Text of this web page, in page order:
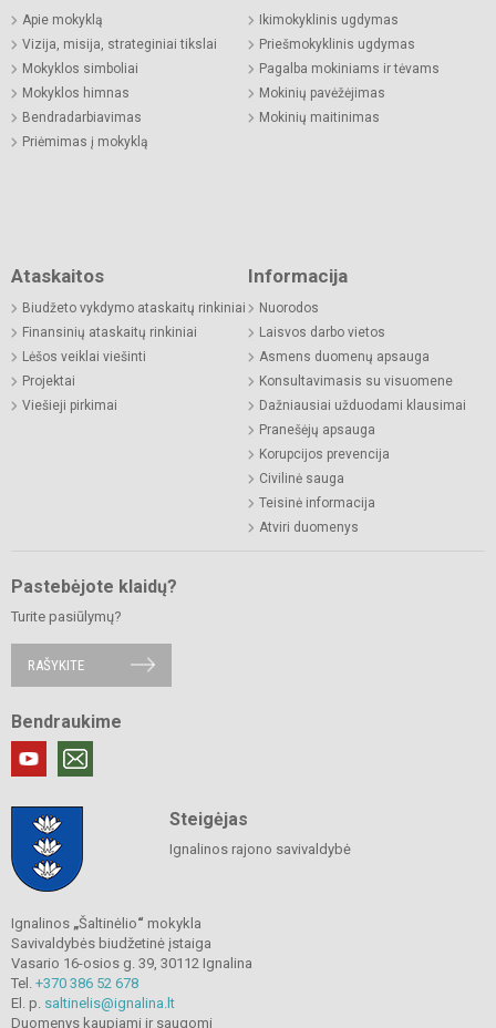
Apie mokyklą
Vizija, misija, strateginiai tikslai
Mokyklos simboliai
Mokyklos himnas
Bendradarbiavimas
Priėmimas į mokyklą
Ikimokyklinis ugdymas
Priešmokyklinis ugdymas
Pagalba mokiniams ir tėvams
Mokinių pavėžėjimas
Mokinių maitinimas
Ataskaitos
Biudžeto vykdymo ataskaitų rinkiniai
Finansinių ataskaitų rinkiniai
Lėšos veiklai viešinti
Projektai
Viešieji pirkimai
Informacija
Nuorodos
Laisvos darbo vietos
Asmens duomenų apsauga
Konsultavimasis su visuomene
Dažniausiai užduodami klausimai
Pranešėjų apsauga
Korupcijos prevencija
Civilinė sauga
Teisinė informacija
Atviri duomenys
Pastebėjote klaidų?
Turite pasiūlymų?
RAŠYKITE
Bendraukime
Steigėjas
Ignalinos rajono savivaldybė
Ignalinos „Šaltinėlio“ mokykla
Savivaldybės biudžetinė įstaiga
Vasario 16-osios g. 39, 30112 Ignalina
Tel. +370 386 52 678
El. p. saltinelis@ignalina.lt
Duomenys kaupiami ir saugomi